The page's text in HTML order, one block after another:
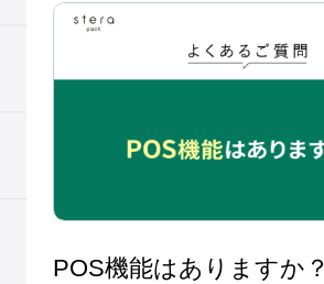
POS機能はありますか？